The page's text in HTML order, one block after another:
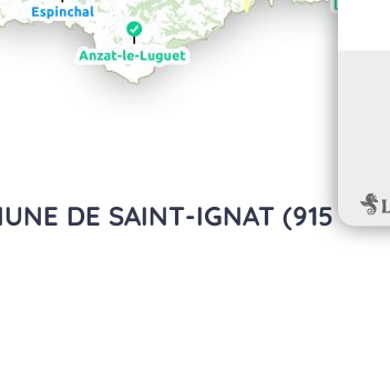
DE SAINT-IGNAT (915